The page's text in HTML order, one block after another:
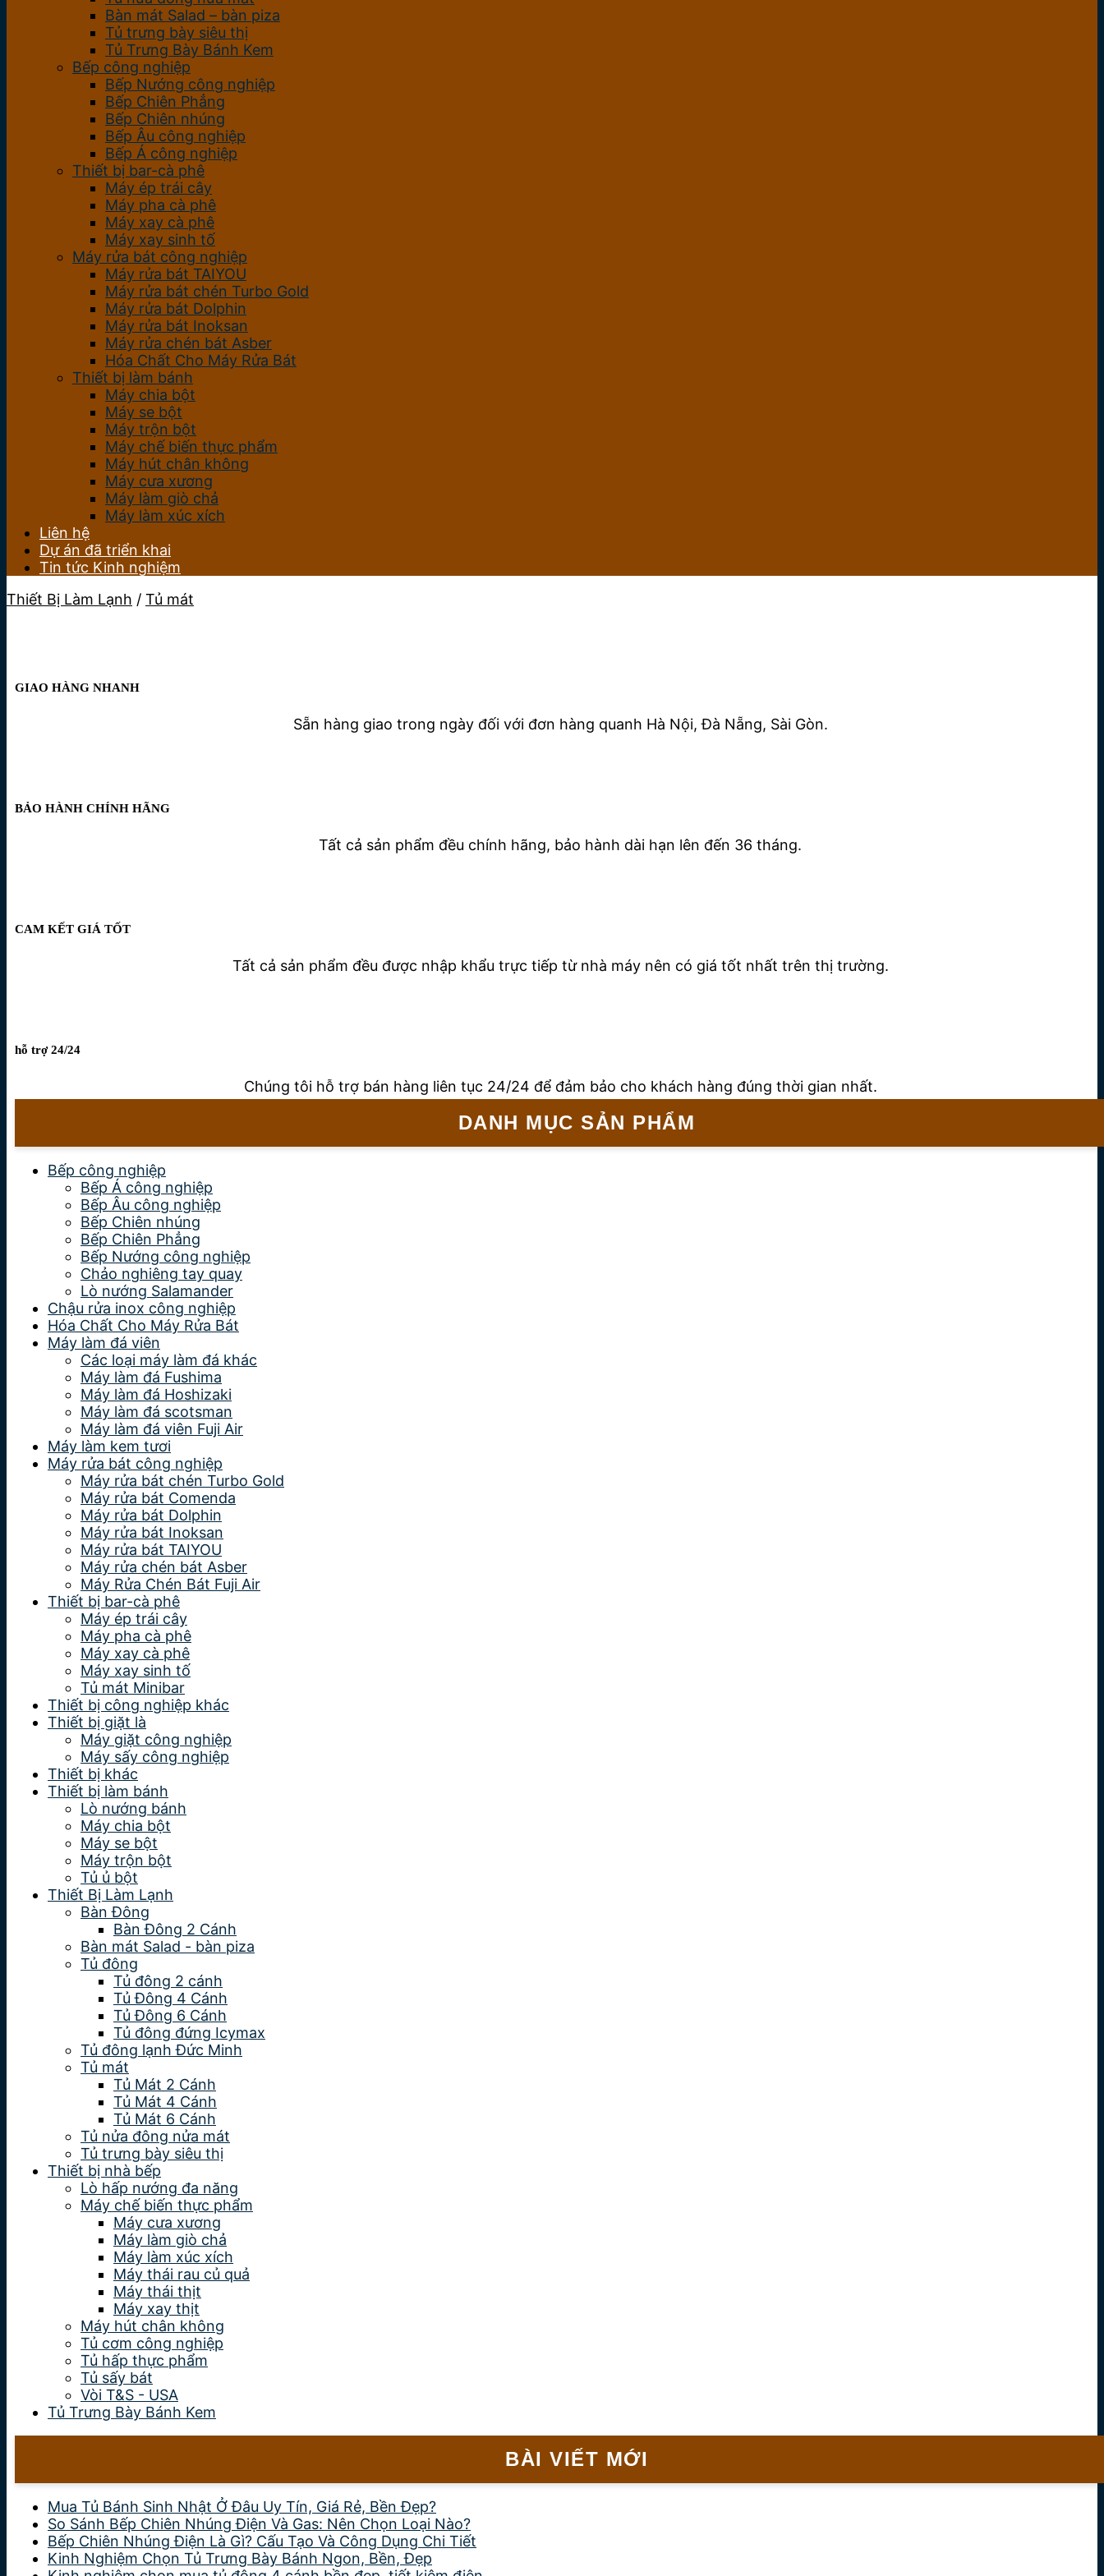
Bàn mát Salad – bàn piza
Tủ trưng bày siêu thị
Tủ Trưng Bày Bánh Kem
Bếp công nghiệp
Bếp Nướng công nghiệp
Bếp Chiên Phẳng
Bếp Chiên nhúng
Bếp Âu công nghiệp
Bếp Á công nghiệp
Thiết bị bar-cà phê
Máy ép trái cây
Máy pha cà phê
Máy xay cà phê
Máy xay sinh tố
Máy rửa bát công nghiệp
Máy rửa bát TAIYOU
Máy rửa bát chén Turbo Gold
Máy rửa bát Dolphin
Máy rửa bát Inoksan
Máy rửa chén bát Asber
Hóa Chất Cho Máy Rửa Bát
Thiết bị làm bánh
Máy chia bột
Máy se bột
Máy trộn bột
Máy chế biến thực phẩm
Máy hút chân không
Máy cưa xương
Máy làm giò chả
Máy làm xúc xích
Liên hệ
Dự án đã triển khai
Tin tức Kinh nghiệm
Thiết Bị Làm Lạnh / Tủ mát
GIAO HÀNG NHANH
Sẵn hàng giao trong ngày đối với đơn hàng quanh Hà Nội, Đà Nẵng, Sài Gòn.
BẢO HÀNH CHÍNH HÃNG
Tất cả sản phẩm đều chính hãng, bảo hành dài hạn lên đến 36 tháng.
CAM KẾT GIÁ TỐT
Tất cả sản phẩm đều được nhập khẩu trực tiếp từ nhà máy nên có giá tốt nhất trên thị trường.
hỗ trợ 24/24
Chúng tôi hỗ trợ bán hàng liên tục 24/24 để đảm bảo cho khách hàng đúng thời gian nhất.
DANH MỤC SẢN PHẨM
Bếp công nghiệp
Bếp Á công nghiệp
Bếp Âu công nghiệp
Bếp Chiên nhúng
Bếp Chiên Phẳng
Bếp Nướng công nghiệp
Chảo nghiêng tay quay
Lò nướng Salamander
Chậu rửa inox công nghiệp
Hóa Chất Cho Máy Rửa Bát
Máy làm đá viên
Các loại máy làm đá khác
Máy làm đá Fushima
Máy làm đá Hoshizaki
Máy làm đá scotsman
Máy làm đá viên Fuji Air
Máy làm kem tươi
Máy rửa bát công nghiệp
Máy rửa bát chén Turbo Gold
Máy rửa bát Comenda
Máy rửa bát Dolphin
Máy rửa bát Inoksan
Máy rửa bát TAIYOU
Máy rửa chén bát Asber
Máy Rửa Chén Bát Fuji Air
Thiết bị bar-cà phê
Máy ép trái cây
Máy pha cà phê
Máy xay cà phê
Máy xay sinh tố
Tủ mát Minibar
Thiết bị công nghiệp khác
Thiết bị giặt là
Máy giặt công nghiệp
Máy sấy công nghiệp
Thiết bị khác
Thiết bị làm bánh
Lò nướng bánh
Máy chia bột
Máy se bột
Máy trộn bột
Tủ ủ bột
Thiết Bị Làm Lạnh
Bàn Đông
Bàn Đông 2 Cánh
Bàn mát Salad - bàn piza
Tủ đông
Tủ đông 2 cánh
Tủ Đông 4 Cánh
Tủ Đông 6 Cánh
Tủ đông đứng Icymax
Tủ đông lạnh Đức Minh
Tủ mát
Tủ Mát 2 Cánh
Tủ Mát 4 Cánh
Tủ Mát 6 Cánh
Tủ nửa đông nửa mát
Tủ trưng bày siêu thị
Thiết bị nhà bếp
Lò hấp nướng đa năng
Máy chế biến thực phẩm
Máy cưa xương
Máy làm giò chả
Máy làm xúc xích
Máy thái rau củ quả
Máy thái thịt
Máy xay thịt
Máy hút chân không
Tủ cơm công nghiệp
Tủ hấp thực phẩm
Tủ sấy bát
Vòi T&S - USA
Tủ Trưng Bày Bánh Kem
BÀI VIẾT MỚI
Mua Tủ Bánh Sinh Nhật Ở Đâu Uy Tín, Giá Rẻ, Bền Đẹp?
So Sánh Bếp Chiên Nhúng Điện Và Gas: Nên Chọn Loại Nào?
Bếp Chiên Nhúng Điện Là Gì? Cấu Tạo Và Công Dụng Chi Tiết
Kinh Nghiệm Chọn Tủ Trưng Bày Bánh Ngon, Bền, Đẹp